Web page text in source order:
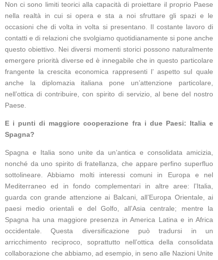
Non ci sono limiti teorici alla capacità di proiettare il proprio Paese
nella realtà in cui si opera e sta a noi sfruttare gli spazi e le
occasioni che di volta in volta si presentano. Il costante lavoro di
contatti e di relazioni che svolgiamo quotidianamente si pone anche
questo obiettivo. Nei diversi momenti storici possono naturalmente
emergere priorità diverse ed è innegabile che in questo particolare
frangente la crescita economica rappresenti l’ aspetto sul quale
anche la diplomazia italiana pone un’attenzione particolare,
nell’ottica di contribuire, con spirito di servizio, al bene del nostro
Paese.
E i punti di maggiore cooperazione fra i due Paesi: Italia e
Spagna?
Spagna e Italia sono unite da un’antica e consolidata amicizia,
nonché da uno spirito di fratellanza, che appare perfino superfluo
sottolineare. Abbiamo molti interessi comuni in Europa e nel
Mediterraneo ed in fondo complementari in altre aree: l’Italia,
guarda con grande attenzione ai Balcani, all’Europa Orientale, ai
paesi medio orientali e del Golfo, all’Asia centrale; mentre la
Spagna ha una maggiore presenza in America Latina e in Africa
occidentale. Questa diversificazione può tradursi in un
arricchimento reciproco, soprattutto nell’ottica della consolidata
collaborazione che abbiamo, ad esempio, in seno alle Nazioni Unite